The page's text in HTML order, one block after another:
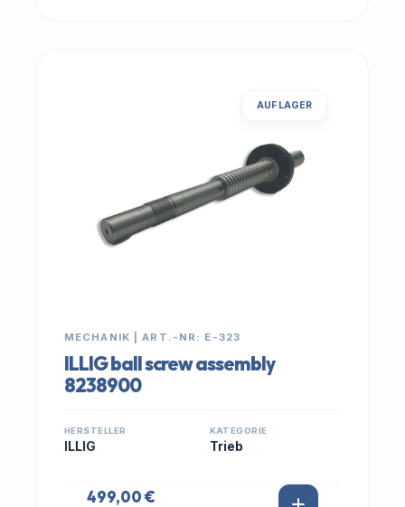
AUF LAGER
MECHANIK | ART.-NR: E-323
ILLIG ball screw assembly
8238900
HERSTELLER
ILLIG
KATEGORIE
Trieb
499,00 €